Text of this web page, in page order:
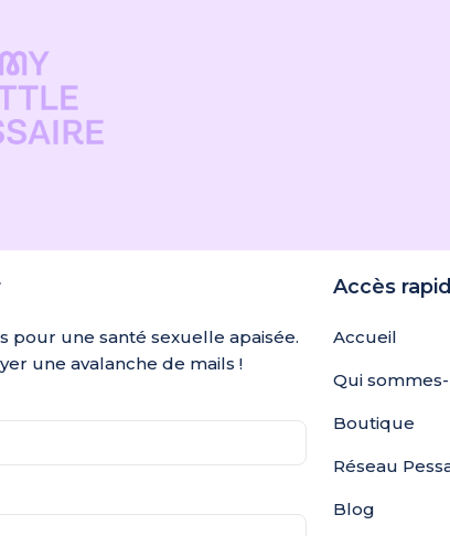
pour une santé sexuelle apaisée.
une avalanche de mails !
Accès
Accueil
Qui
Boutique
Réseau
Blog